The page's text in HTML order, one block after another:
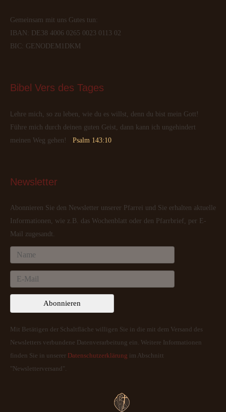
Gemeinsam mit uns Gutes tun:
IBAN: DE38 4006 0265 0023 0113 02
BIC: GENODEM1DKM
Bibel Vers des Tages
Lehre mich, so zu leben, wie du es willst, denn du bist mein Gott!
Führe mich durch deinen guten Geist, dann kann ich ungehindert
meinen Weg gehen!
Psalm 143:10
Newsletter
Abonnieren Sie den Newsletter unserer Pfarrei und Sie erhalten aktuelle
Informationen, wie z.B. das Wochenblatt oder den Pfarrbrief, per E-
Mail zugesandt.
Mit Betätigen der Schaltfläche willigen Sie in die mit dem Versand des
Newsletters verbundene Datenverarbeitung ein. Weitere Informationen
finden Sie in unserer Datenschutzerklärung im Abschnitt
"Newsletterversand".